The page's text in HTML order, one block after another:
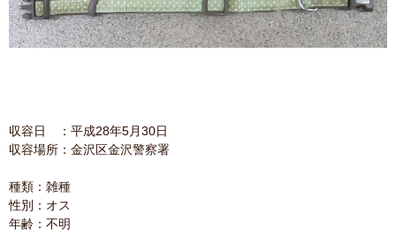
収容日 ：平成28年5月30日
収容場所：金沢区金沢警察署
種類：雑種
性別：オス
年齢：不明